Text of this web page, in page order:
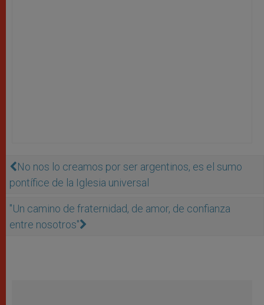
No nos lo creamos por ser argentinos, es el sumo
pontífice de la Iglesia universal
''Un camino de fraternidad, de amor, de confianza
entre nosotros''